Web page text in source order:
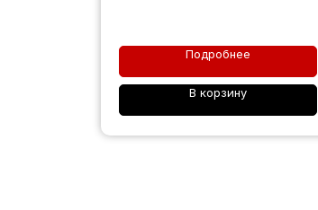
Подробнее
В корзину